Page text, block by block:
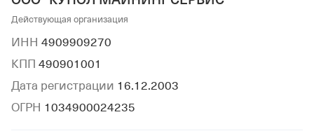
Действующая организация
ИНН 4909909270
КПП 490901001
Дата регистрации 16.12.2003
ОГРН 1034900024235